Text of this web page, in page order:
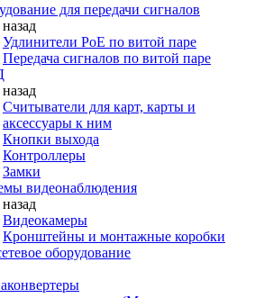
для передачи сигналов
назад
Удлинители PoE по витой паре
Передача сигналов по витой паре
назад
Считыватели для карт, карты и
аксессуары к ним
Кнопки выхода
Контроллеры
Замки
видеонаблюдения
назад
Видеокамеры
Кронштейны и монтажные коробки
оборудование